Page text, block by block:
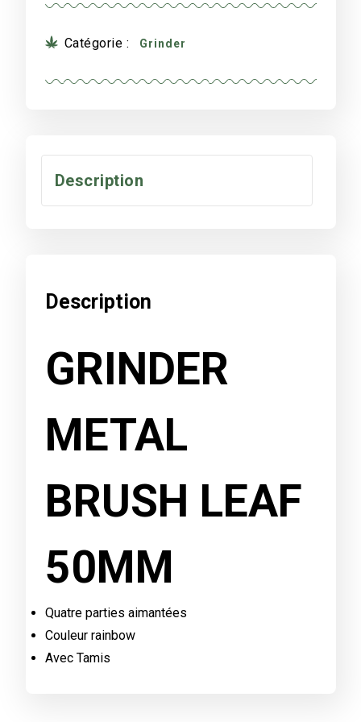
Catégorie : Grinder
Description
Description
GRINDER
METAL
BRUSH LEAF
50MM
Quatre parties aimantées
Couleur rainbow
Avec Tamis